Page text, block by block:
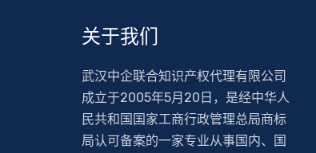
关于我们
武汉中企联合知识产权代理有限公司
成立于2005年5月20日，是经中华人
民共和国国家工商行政管理总局商标
局认可备案的一家专业从事国内、国